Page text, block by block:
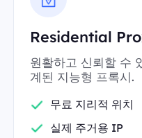
Residential
원활하고 신뢰할 수
계된 지능형 프록시.
무료 지리적 위치
실제 주거용 IP